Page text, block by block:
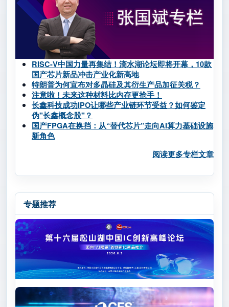
RISC-V中国力量再集结！滴水湖论坛即将开幕，10款
国产芯片新品冲击产业化新高地
特朗普为何宣布对多晶硅及其衍生产品加征关税？
注意啦！未来这种材料比内存更抢手！
长鑫科技成功IPO让哪些产业链环节受益？如何鉴定
伪"长鑫概念股"？
国产FPGA在换挡：从“替代芯片”走向AI算力基础设施
新角色
阅读更多专栏文章
专题推荐